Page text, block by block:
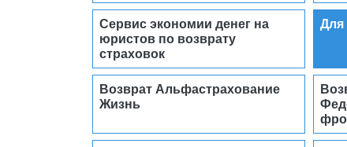
Сервис экономии денег на
юристов по возврату
страховок
Для
Возврат Альфастрахование
Жизнь